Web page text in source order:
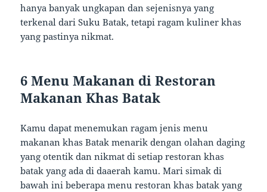
hanya banyak ungkapan dan sejenisnya yang
terkenal dari Suku Batak, tetapi ragam kuliner khas
yang pastinya nikmat.
6 Menu Makanan di Restoran
Makanan Khas Batak
Kamu dapat menemukan ragam jenis menu
makanan khas Batak menarik dengan olahan daging
yang otentik dan nikmat di setiap restoran khas
batak yang ada di daaerah kamu. Mari simak di
bawah ini beberapa menu restoran khas batak yang